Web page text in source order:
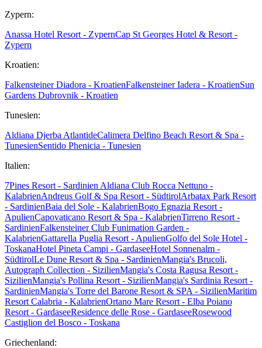
Zypern:
Anassa Hotel Resort - ZypernCap St Georges Hotel & Resort -
Zypern
Kroatien:
Falkensteiner Diadora - KroatienFalkensteiner Iadera - KroatienSun
Gardens Dubrovnik - Kroatien
Tunesien:
Aldiana Djerba AtlantideCalimera Delfino Beach Resort & Spa -
TunesienSentido Phenicia - Tunesien
Italien:
7Pines Resort - Sardinien Aldiana Club Rocca Nettuno -
KalabrienAndreus Golf & Spa Resort - SüdtirolArbatax Park Resort
- SardinienBaia del Sole - KalabrienBogo Egnazia Resort -
ApulienCapovaticano Resort & Spa - KalabrienTirreno Resort -
SardinienFalkensteiner Club Funimation Garden -
KalabrienGattarella Puglia Resort - ApulienGolfo del Sole Hotel -
ToskanaHotel Pineta Campi - GardaseeHotel Sonnenalm -
SüdtirolLe Dune Resort & Spa - SardinienMangia's Brucoli,
Autograph Collection - SizilienMangia's Costa Ragusa Resort -
SizilienMangia's Pollina Resort - SizilienMangia's Sardinia Resort -
SardinienMangia's Torre del Barone Resort & SPA - SizilienMaritim
Resort Calabria - KalabrienOrtano Mare Resort - Elba Poiano
Resort - GardaseeResidence delle Rose - GardaseeRosewood
Castiglion del Bosco - Toskana
Griechenland: